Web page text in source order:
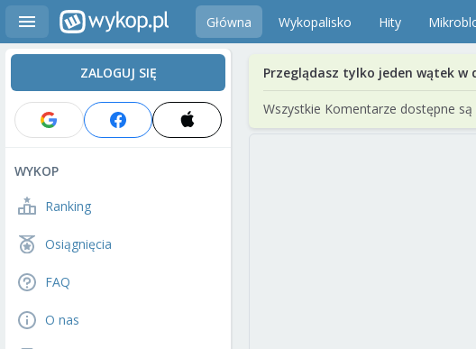
Główna Wykopalisko Hity
ZALOGUJ SIĘ
WYKOP
Ranking
Osiągnięcia
FAQ
O nas
Przeglądasz tylko jeden wątek w
Wszystkie Komentarze dostępne są